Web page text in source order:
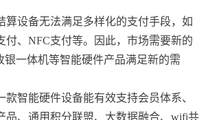
算设备无法满足多样化的支付手段，如
付、NFC支付等。因此，市场需要新的
银一体机等智能硬件产品满足新的需
款智能硬件设备能有效支持会员体系、
品、通用积分联盟、大数据融合、wifi共